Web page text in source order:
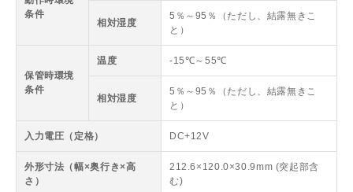
条件
相対湿度
5％～95％（ただし、結露無きこ
と）
保管時環境
条件
温度 -15℃～55℃
相対湿度
5％～95％（ただし、結露無きこ
と）
入力電圧（定格） DC+12V
外形寸法（幅×奥行き×高
さ）
212.6×120.0×30.9mm (突起部含
む)